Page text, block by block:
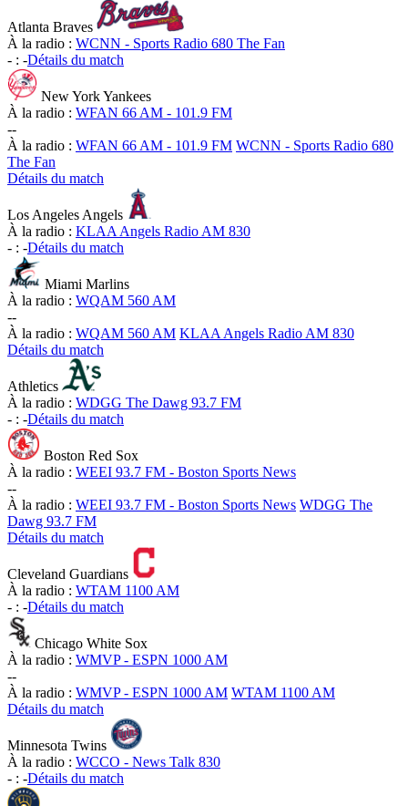
Atlanta Braves
À la radio : WCNN - Sports Radio 680 The Fan
- : -Détails du match
New York Yankees
À la radio : WFAN 66 AM - 101.9 FM
--
À la radio : WFAN 66 AM - 101.9 FM WCNN - Sports Radio 680
The Fan
Détails du match
Los Angeles Angels
À la radio : KLAA Angels Radio AM 830
- : -Détails du match
Miami Marlins
À la radio : WQAM 560 AM
--
À la radio : WQAM 560 AM KLAA Angels Radio AM 830
Détails du match
Athletics
À la radio : WDGG The Dawg 93.7 FM
- : -Détails du match
Boston Red Sox
À la radio : WEEI 93.7 FM - Boston Sports News
--
À la radio : WEEI 93.7 FM - Boston Sports News WDGG The
Dawg 93.7 FM
Détails du match
Cleveland Guardians
À la radio : WTAM 1100 AM
- : -Détails du match
Chicago White Sox
À la radio : WMVP - ESPN 1000 AM
--
À la radio : WMVP - ESPN 1000 AM WTAM 1100 AM
Détails du match
Minnesota Twins
À la radio : WCCO - News Talk 830
- : -Détails du match